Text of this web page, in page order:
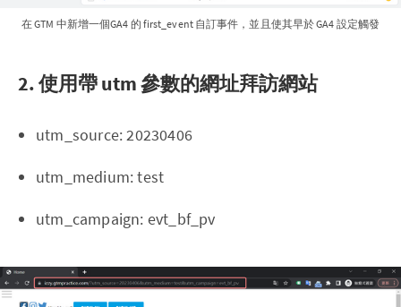
在 GTM 中新增一個GA4 的 first_event 自訂事件，並且使其早於 GA4 設定觸發
2. 使用帶 utm 參數的網址拜訪網站
utm_source: 20230406
utm_medium: test
utm_campaign: evt_bf_pv